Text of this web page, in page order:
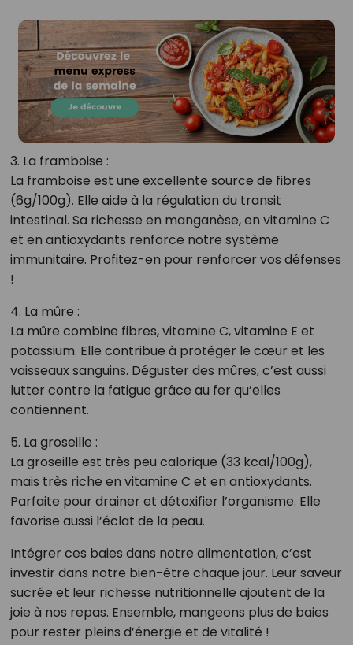
3. La framboise :
La framboise est une excellente source de fibres
(6g/100g). Elle aide à la régulation du transit
intestinal. Sa richesse en manganèse, en vitamine C
et en antioxydants renforce notre système
immunitaire. Profitez-en pour renforcer vos défenses
!
4. La mûre :
La mûre combine fibres, vitamine C, vitamine E et
potassium. Elle contribue à protéger le cœur et les
vaisseaux sanguins. Déguster des mûres, c’est aussi
lutter contre la fatigue grâce au fer qu’elles
contiennent.
5. La groseille :
La groseille est très peu calorique (33 kcal/100g),
mais très riche en vitamine C et en antioxydants.
Parfaite pour drainer et détoxifier l’organisme. Elle
favorise aussi l’éclat de la peau.
Intégrer ces baies dans notre alimentation, c’est
investir dans notre bien-être chaque jour. Leur saveur
sucrée et leur richesse nutritionnelle ajoutent de la
joie à nos repas. Ensemble, mangeons plus de baies
pour rester pleins d’énergie et de vitalité !